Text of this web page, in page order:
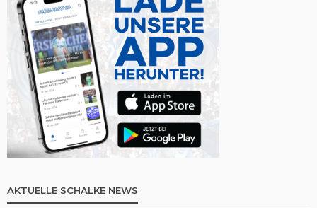
AKTUELLE SCHALKE NEWS